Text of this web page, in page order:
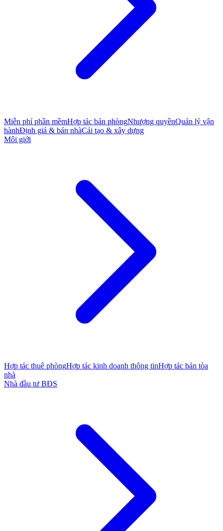
Miễn phí phần mềmHợp tác bán phòngNhượng quyềnQuản lý vận
hànhĐịnh giá & bán nhàCải tạo & xây dựng
Môi giới
Hợp tác thuê phòngHợp tác kinh doanh thông tinHợp tác bán tòa
nhà
Nhà đầu tư BĐS